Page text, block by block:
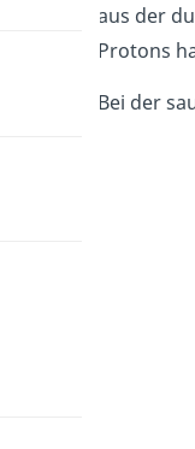
aus der
Protons
Bei der